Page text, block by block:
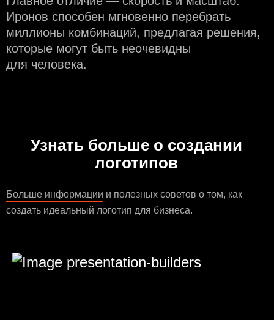
Иронов способен мгновенно перебрать
миллионы комбинаций, предлагая решения,
которые могут быть неочевидны
для человека.
Узнать больше о создании
логотипов
Больше информации и полезных советов о том, как
создать идеальный логотип для бизнеса.